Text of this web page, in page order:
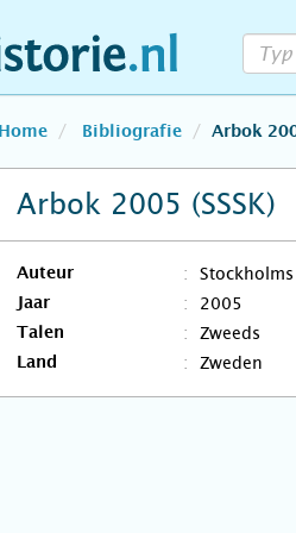
Home Bibliografie Arbok
Arbok 2005 (SSSK)
Auteur
Jaar 2005
Talen Zweeds
Land Zweden